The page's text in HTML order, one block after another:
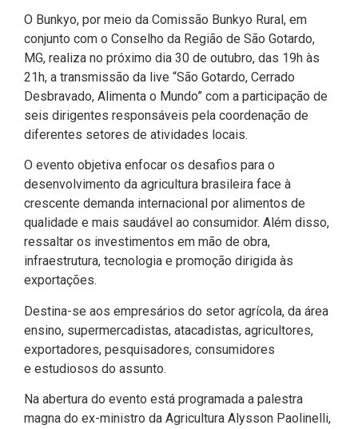
O Bunkyo, por meio da Comissão Bunkyo Rural, em
conjunto com o Conselho da Região de São Gotardo,
MG, realiza no próximo dia 30 de outubro, das 19h às
21h, a transmissão da live “São Gotardo, Cerrado
Desbravado, Alimenta o Mundo” com a participação de
seis dirigentes responsáveis pela coordenação de
diferentes setores de atividades locais.
O evento objetiva enfocar os desafios para o
desenvolvimento da agricultura brasileira face à
crescente demanda internacional por alimentos de
qualidade e mais saudável ao consumidor. Além disso,
ressaltar os investimentos em mão de obra,
infraestrutura, tecnologia e promoção dirigida às
exportações.
Destina-se aos empresários do setor agrícola, da área
ensino, supermercadistas, atacadistas, agricultores,
exportadores, pesquisadores, consumidores
e estudiosos do assunto.
Na abertura do evento está programada a palestra
magna do ex-ministro da Agricultura Alysson Paolinelli,